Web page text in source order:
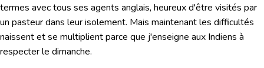
termes avec tous ses agents anglais, heureux d'être visités par
un pasteur dans leur isolement. Mais maintenant les difficultés
naissent et se multiplient parce que j'enseigne aux Indiens à
respecter le dimanche.